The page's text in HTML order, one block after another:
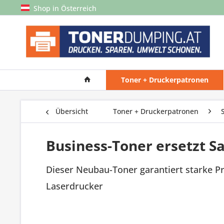
Shop in Österreich
Toner + Druckerpatronen
Übersicht Toner + Druckerpatronen
Business-Toner ersetzt
Dieser Neubau-Toner garantiert starke
Laserdrucker